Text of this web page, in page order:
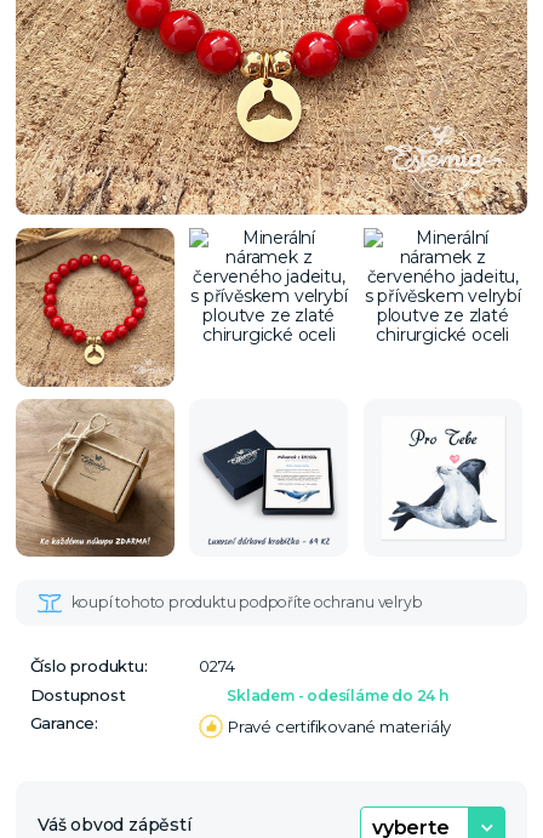
Číslo produktu:
0274
Dostupnost
Skladem - odesíláme do 24 h
Garance: Pravé certifikované materiály
Váš obvod zápěstí